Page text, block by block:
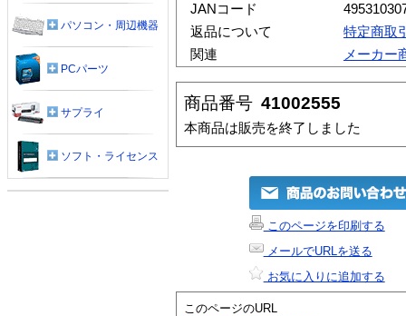
JANコード
返品について
特定商取
関連
メーカー
商品番号 41002555
本商品は販売を終了しました
このページを印刷する
メールでURLを送る
お気に入りに追加する
このページのURL
パソコン・周辺機器
PCパーツ
サプライ
ソフト・ライセンス